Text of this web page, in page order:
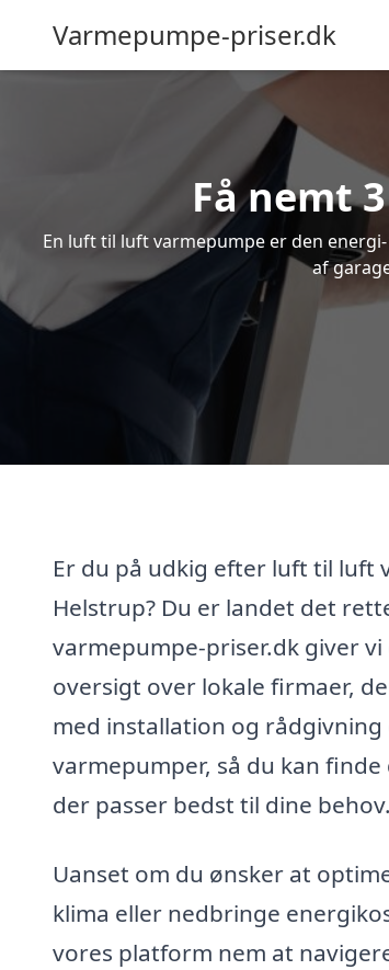
Varmepumpe-priser.dk
Få nemt
En luft til luft varmepumpe er den
af
Er du på udkig efter luft til luft
Helstrup? Du er landet det
varmepumpe-priser.dk giver vi
oversigt over lokale firmaer,
med installation og rådgivning
varmepumper, så du kan finde
der passer bedst til dine behov.
Uanset om du ønsker at
klima eller nedbringe
vores platform nem at